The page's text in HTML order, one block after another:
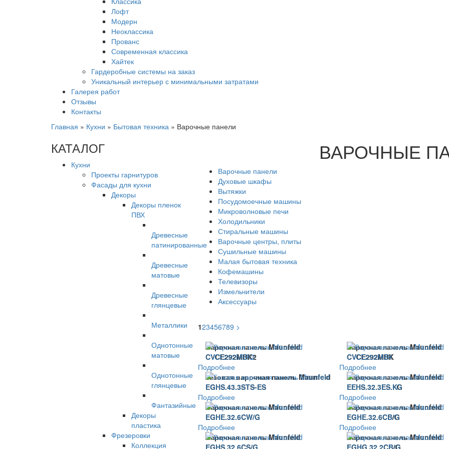
Лофт
Модерн
Неоклассика
Прованс
Современная классика
Хайтек
Гардеробные системы на заказ
Уникальный интерьер с минимальными затратами
Галерея работ
Отзывы
Контакты
Главная » Кухни » Бытовая техника » Варочные панели
КАТАЛОГ
Кухни
Проекты гарнитуров
Фасады для кухни
Декоры
Декоры пленок
ПВХ
Древесные
патинированные
Древесные
матовые
Древесные
глянцевые
Металлики
Однотонные
матовые
Однотонные
глянцевые
Фантазийные
Декоры
пластика
Фрезеровки
Коллекция
ВАРОЧНЫЕ
Варочные панели
Духовые шкафы
Вытяжки
Посудомоечные машины
Микроволновые печи
Холодильники
Стиральные машины
Варочные центры, плиты
Сушильные машины
Малая бытовая техника
Кофемашины
Телевизоры
Измельчители
Аксессуары
123456789 >
Варочная панель Maunfeld
CVCE292MBK2
Подробнее
Варочная панель Maunfeld
CVCE292MBK
Подробнее
Газовая варочная панель Maunfeld
EGHS.43.3STS-ES
Подробнее
Варочная панель Maunfeld
EEHS.32.3ES.KG
Подробнее
Варочная панель Maunfeld
EGHE.32.6CW/G
Подробнее
Варочная панель Maunfeld
EGHE.32.6CB/G
Подробнее
Варочная панель Maunfeld
EGHS.32.6CS/G
Варочная панель Maunfeld
EGHG.32.2CB/G